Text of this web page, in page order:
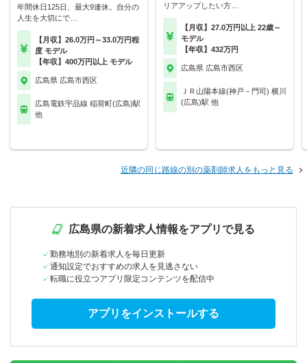
年間休日125日、最大9連休。自分の
人生を大切にで…
【月収】26.0万円～33.0万円程
度 モデル
【年収】400万円以上 モデル
広島県 広島市西区
広島電鉄宇品線 稲荷町(広島)駅
他
リアアップしたい方…
【月収】27.0万円以上 22歳～
モデル
【年収】432万円
広島県 広島市西区
ＪＲ山陽本線(神戸－門司) 横川
(広島)駅 他
近隣の同じ路線の別の薬剤師求人をもっと見る
広島県の新着求人情報をアプリで見る
勤務地別の新着求人を毎日更新
通知設定でおすすめの求人を見逃さない
転職に役立つアプリ限定コンテンツを配信中
アプリをインストールする